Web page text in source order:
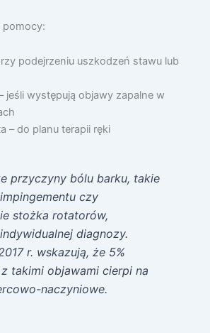
pomocy:
podejrzeniu uszkodzeń stawu lub
jeśli występują objawy zapalne w
– do planu terapii ręki
przyczyny bólu barku, takie
czy
stożka rotatorów,
diagnozy.
r. wskazują, że 5%
takimi objawami cierpi na
naczyniowe.